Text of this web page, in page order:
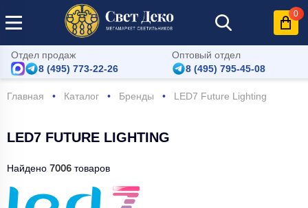
0
Отдел продаж
8 (495) 773-22-26
Оптовый отдел
8 (495) 795-45-08
Главная Каталог Бренды LED7 Future Lighting
LED7 FUTURE LIGHTING
Найдено 7006 товаров